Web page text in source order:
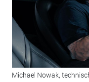
Michael Nowak,